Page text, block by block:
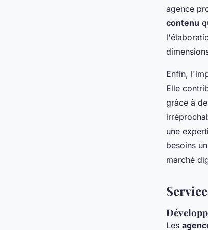
agence
contenu
Enfin,
Elle
grâce à
une
besoins
marché
Les